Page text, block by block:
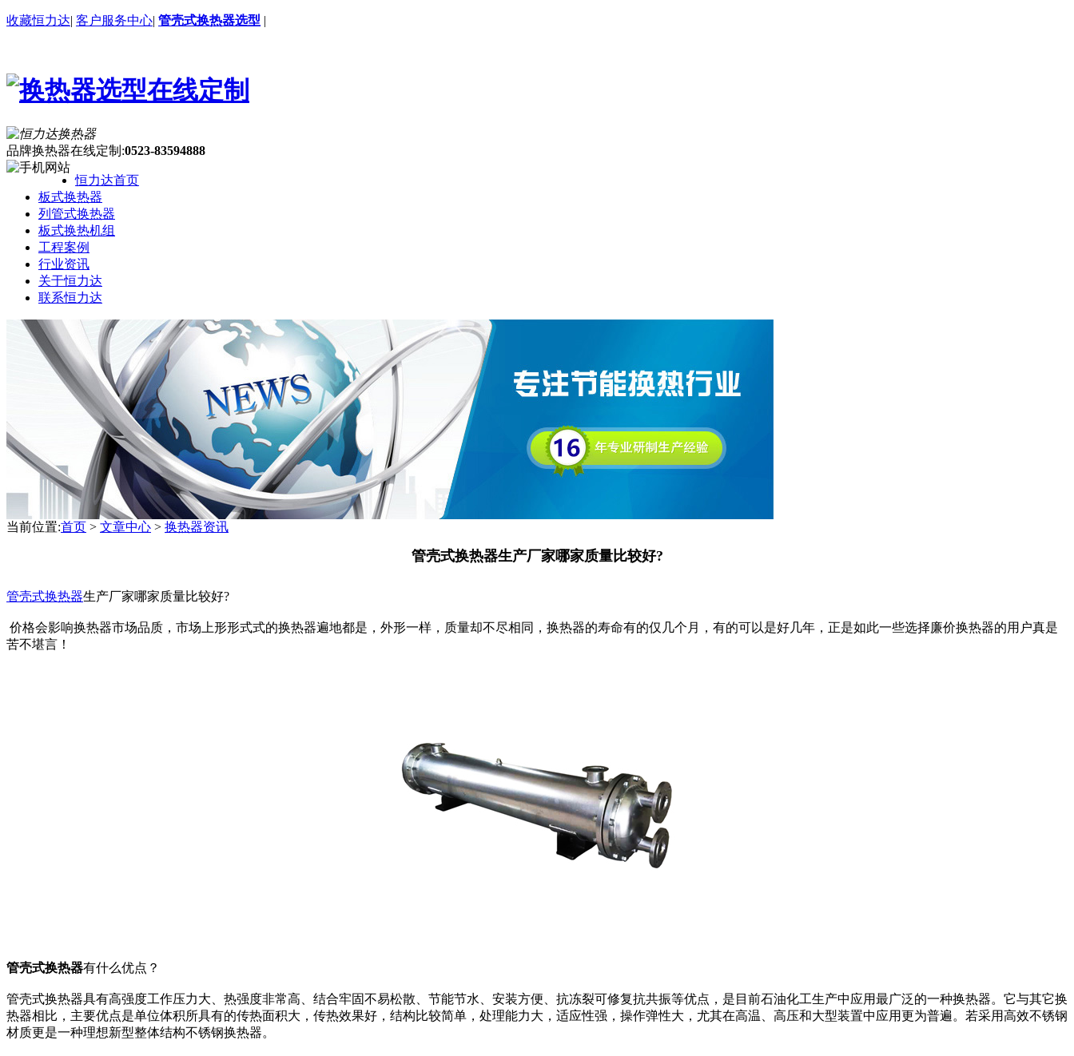
收藏恒力达| 客户服务中心| 管壳式换热器选型 |
品牌换热器在线定制:0523-83594888
恒力达首页
板式换热器
列管式换热器
板式换热机组
工程案例
行业资讯
关于恒力达
联系恒力达
当前位置:首页 > 文章中心 > 换热器资讯
管壳式换热器生产厂家哪家质量比较好?
管壳式换热器生产厂家哪家质量比较好?
价格会影响换热器市场品质，市场上形形式式的换热器遍地都是，外形一样，质量却不尽相同，换热器的寿命有的仅几个月，有的可以是好几年，正是如此一些选择廉价换热器的用户真是
苦不堪言！
管壳式换热器有什么优点？
管壳式换热器具有高强度工作压力大、热强度非常高、结合牢固不易松散、节能节水、安装方便、抗冻裂可修复抗共振等优点，是目前石油化工生产中应用最广泛的一种换热器。它与其它换
热器相比，主要优点是单位体积所具有的传热面积大，传热效果好，结构比较简单，处理能力大，适应性强，操作弹性大，尤其在高温、高压和大型装置中应用更为普遍。若采用高效不锈钢
材质更是一种理想新型整体结构不锈钢换热器。